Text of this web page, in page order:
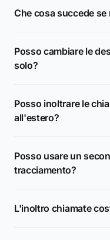
Che cosa succede
Posso cambiare le
solo?
Posso inoltrare le
all'estero?
Posso usare un
tracciamento?
L'inoltro chiamate